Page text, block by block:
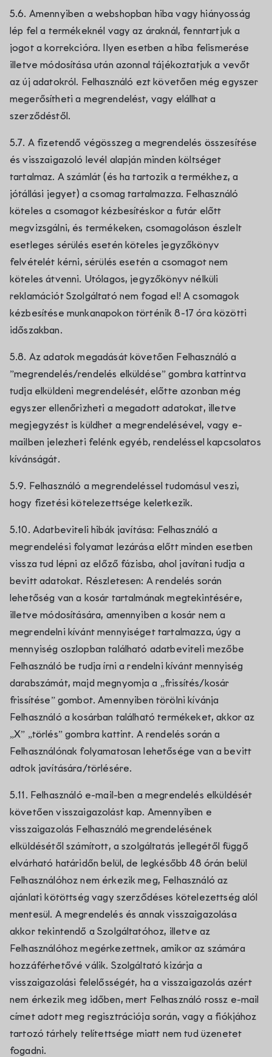
5.6. Amennyiben a webshopban hiba vagy hiányosság
lép fel a termékeknél vagy az áraknál, fenntartjuk a
jogot a korrekcióra. Ilyen esetben a hiba felismerése
illetve módosítása után azonnal tájékoztatjuk a vevőt
az új adatokról. Felhasználó ezt követően még egyszer
megerősítheti a megrendelést, vagy elállhat a
szerződéstől.
5.7. A fizetendő végösszeg a megrendelés összesítése
és visszaigazoló levél alapján minden költséget
tartalmaz. A számlát (és ha tartozik a termékhez, a
jótállási jegyet) a csomag tartalmazza. Felhasználó
köteles a csomagot kézbesítéskor a futár előtt
megvizsgálni, és termékeken, csomagoláson észlelt
esetleges sérülés esetén köteles jegyzőkönyv
felvételét kérni, sérülés esetén a csomagot nem
köteles átvenni. Utólagos, jegyzőkönyv nélküli
reklamációt Szolgáltató nem fogad el! A csomagok
kézbesítése munkanapokon történik 8-17 óra közötti
időszakban.
5.8. Az adatok megadását követően Felhasználó a
”megrendelés/rendelés elküldése” gombra kattintva
tudja elküldeni megrendelését, előtte azonban még
egyszer ellenőrizheti a megadott adatokat, illetve
megjegyzést is küldhet a megrendelésével, vagy e-
mailben jelezheti felénk egyéb, rendeléssel kapcsolatos
kívánságát.
5.9. Felhasználó a megrendeléssel tudomásul veszi,
hogy fizetési kötelezettsége keletkezik.
5.10. Adatbeviteli hibák javítása: Felhasználó a
megrendelési folyamat lezárása előtt minden esetben
vissza tud lépni az előző fázisba, ahol javítani tudja a
bevitt adatokat. Részletesen: A rendelés során
lehetőség van a kosár tartalmának megtekintésére,
illetve módosítására, amennyiben a kosár nem a
megrendelni kívánt mennyiséget tartalmazza, úgy a
mennyiség oszlopban található adatbeviteli mezőbe
Felhasználó be tudja írni a rendelni kívánt mennyiség
darabszámát, majd megnyomja a „frissítés/kosár
frissítése” gombot. Amennyiben törölni kívánja
Felhasználó a kosárban található termékeket, akkor az
„X” „törlés” gombra kattint. A rendelés során a
Felhasználónak folyamatosan lehetősége van a bevitt
adtok javítására/törlésére.
5.11. Felhasználó e-mail-ben a megrendelés elküldését
követően visszaigazolást kap. Amennyiben e
visszaigazolás Felhasználó megrendelésének
elküldésétől számított, a szolgáltatás jellegétől függő
elvárható határidőn belül, de legkésőbb 48 órán belül
Felhasználóhoz nem érkezik meg, Felhasználó az
ajánlati kötöttség vagy szerződéses kötelezettség alól
mentesül. A megrendelés és annak visszaigazolása
akkor tekintendő a Szolgáltatóhoz, illetve az
Felhasználóhoz megérkezettnek, amikor az számára
hozzáférhetővé válik. Szolgáltató kizárja a
visszaigazolási felelősségét, ha a visszaigazolás azért
nem érkezik meg időben, mert Felhasználó rossz e-mail
címet adott meg regisztrációja során, vagy a fiókjához
tartozó tárhely telítettsége miatt nem tud üzenetet
fogadni.